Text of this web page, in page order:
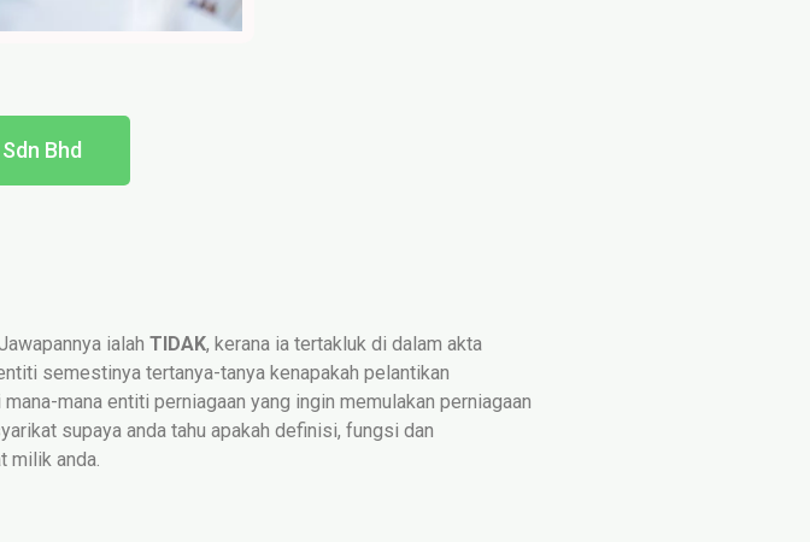
Bhd
ialah TIDAK, kerana ia tertakluk di dalam akta
semestinya tertanya-tanya kenapakah pelantikan
mana entiti perniagaan yang ingin memulakan perniagaan
supaya anda tahu apakah definisi, fungsi dan
milik anda.